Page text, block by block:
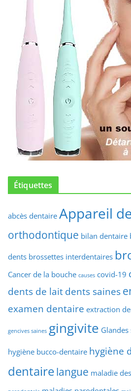
Étiquettes
abcès dentaire Appareil
orthodontique bilan dentaire
dents brossettes interdentaires
Cancer de la bouche causes covid-19
dents de lait dents saines
examen dentaire extraction
gencives saines gingivite
hygiène bucco-dentaire hygiène
dentairelangue maladie